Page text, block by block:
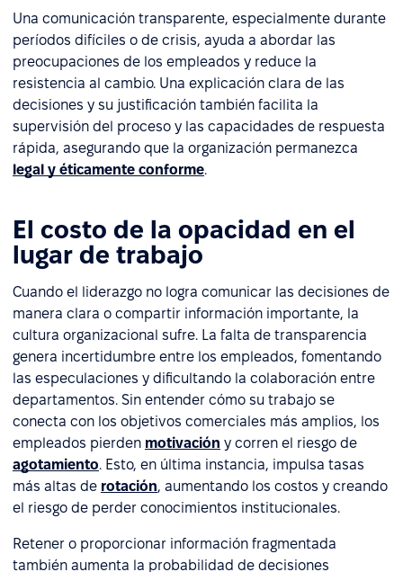
Una comunicación transparente, especialmente durante
períodos difíciles o de crisis, ayuda a abordar las
preocupaciones de los empleados y reduce la
resistencia al cambio. Una explicación clara de las
decisiones y su justificación también facilita la
supervisión del proceso y las capacidades de respuesta
rápida, asegurando que la organización permanezca
legal y éticamente conforme.
El costo de la opacidad en el
lugar de trabajo
Cuando el liderazgo no logra comunicar las decisiones de
manera clara o compartir información importante, la
cultura organizacional sufre. La falta de transparencia
genera incertidumbre entre los empleados, fomentando
las especulaciones y dificultando la colaboración entre
departamentos. Sin entender cómo su trabajo se
conecta con los objetivos comerciales más amplios, los
empleados pierden motivación y corren el riesgo de
agotamiento. Esto, en última instancia, impulsa tasas
más altas de rotación, aumentando los costos y creando
el riesgo de perder conocimientos institucionales.
Retener o proporcionar información fragmentada
también aumenta la probabilidad de decisiones